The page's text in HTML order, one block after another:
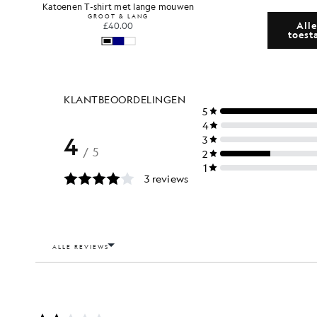
Katoenen T-shirt met lange mouwen
GROOT & LANG
£40.00